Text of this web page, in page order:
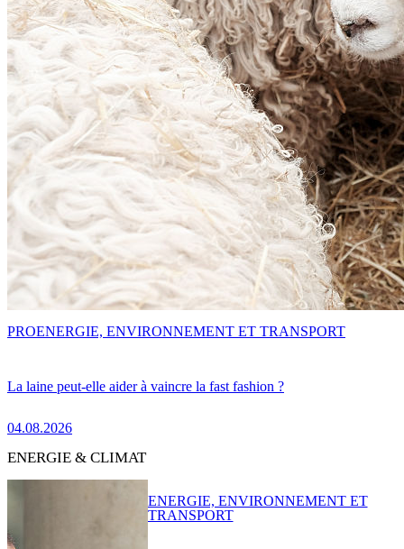
La laine peut-elle aider à vaincre la fast fashion ?
04.08.2026
PROENERGIE, ENVIRONNEMENT ET TRANSPORT
ENERGIE & CLIMAT
ENERGIE, ENVIRONNEMENT ET
TRANSPORT